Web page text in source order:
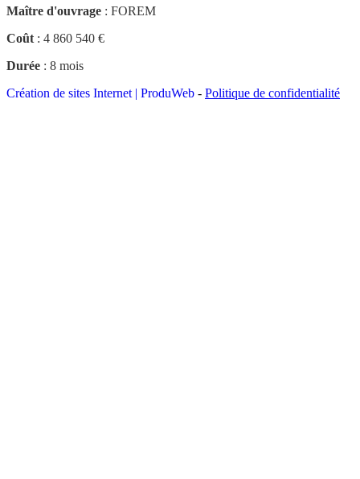
Maître d'ouvrage : FOREM
Coût : 4 860 540 €
Durée : 8 mois
Création de sites Internet | ProduWeb - Politique de confidentialité